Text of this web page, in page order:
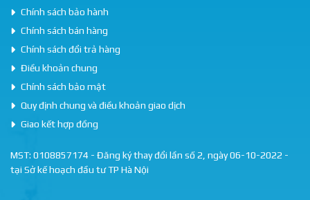
Chính sách bảo hành
Chính sách bán hàng
Chính sách đổi trả hàng
Điều khoản chung
Chính sách bảo mật
Quy định chung và điều khoản giao dịch
Giao kết hợp đồng
MST: 0108857174 - Đăng ký thay đổi lần số 2, ngày 06-10-2022 -
tại Sở kế hoạch đầu tư TP Hà Nội